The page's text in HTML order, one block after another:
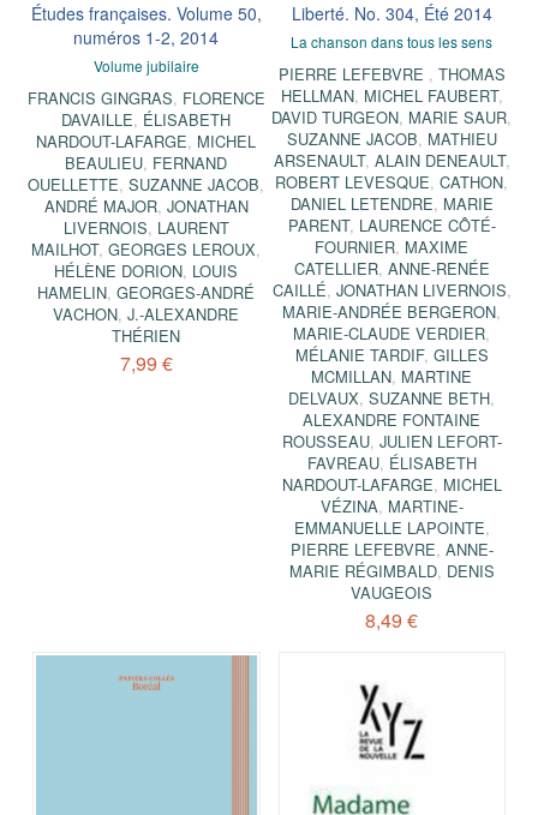
Études françaises. Volume 50,
numéros 1-2, 2014
Volume jubilaire
FRANCIS GINGRAS, FLORENCE
DAVAILLE, ÉLISABETH
NARDOUT-LAFARGE, MICHEL
BEAULIEU, FERNAND
OUELLETTE,SUZANNE JACOB,
ANDRÉ MAJOR, JONATHAN
LIVERNOIS, LAURENT
MAILHOT,GEORGES LEROUX,
HÉLÈNE DORION, LOUIS
HAMELIN,GEORGES-ANDRÉ
VACHON,J.-ALEXANDRE
THÉRIEN
7,99 €
Liberté. No. 304, Été 2014
La chanson dans tous les sens
PIERRE LEFEBVRE , THOMAS
HELLMAN, MICHEL FAUBERT,
DAVID TURGEON, MARIE SAUR,
SUZANNE JACOB, MATHIEU
ARSENAULT, ALAIN DENEAULT,
ROBERT LEVESQUE,CATHON,
DANIEL LETENDRE, MARIE
PARENT, LAURENCE CÔTÉ-
FOURNIER, MAXIME
CATELLIER, ANNE-RENÉE
CAILLÉ, JONATHAN LIVERNOIS,
MARIE-ANDRÉE BERGERON,
MARIE-CLAUDE VERDIER,
MÉLANIE TARDIF, GILLES
MCMILLAN, MARTINE
DELVAUX,SUZANNE BETH,
ALEXANDRE FONTAINE
ROUSSEAU, JULIEN LEFORT-
FAVREAU, ÉLISABETH
NARDOUT-LAFARGE, MICHEL
VÉZINA, MARTINE-
EMMANUELLE LAPOINTE,
PIERRE LEFEBVRE, ANNE-
MARIE RÉGIMBALD, DENIS
VAUGEOIS
8,49 €